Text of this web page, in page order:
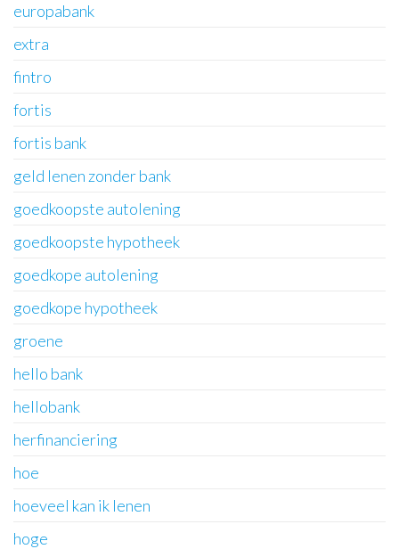
europabank
extra
fintro
fortis
fortis bank
geld lenen zonder bank
goedkoopste autolening
goedkoopste hypotheek
goedkope autolening
goedkope hypotheek
groene
hello bank
hellobank
herfinanciering
hoe
hoeveel kan ik lenen
hoge